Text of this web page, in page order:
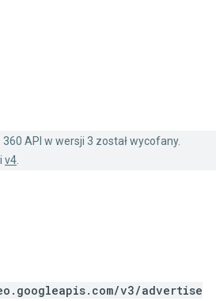
API w wersji 3 został wycofany.
v4
v3/advertise